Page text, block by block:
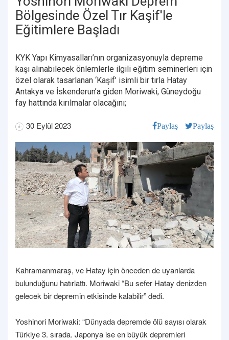
Bölgesinde Özel Tır Kaşif'le
Eğitimlere Başladı
KYK Yapı Kimyasalları’nın organizasyonuyla depreme
kaşı alınabilecek önlemlerle ilgili eğitim seminerleri için
özel olarak tasarlanan ‘Kaşif’ isimli bir tırla Hatay
Antakya ve İskenderun’a giden Moriwaki, Güneydoğu
fay hattında kırılmalar olacağını;
30 Eylül 2023 Paylaş Paylaş
Kahramanmaraş, ve Hatay için önceden de uyarılarda
bulunduğunu hatırlattı. Moriwaki “Bu sefer Hatay denizden
gelecek bir depremin etkisinde kalabilir” dedi.
Yoshinori Moriwaki: “Dünyada depremde ölü sayısı olarak
Türkiye 3. sırada. Japonya ise en büyük depremleri